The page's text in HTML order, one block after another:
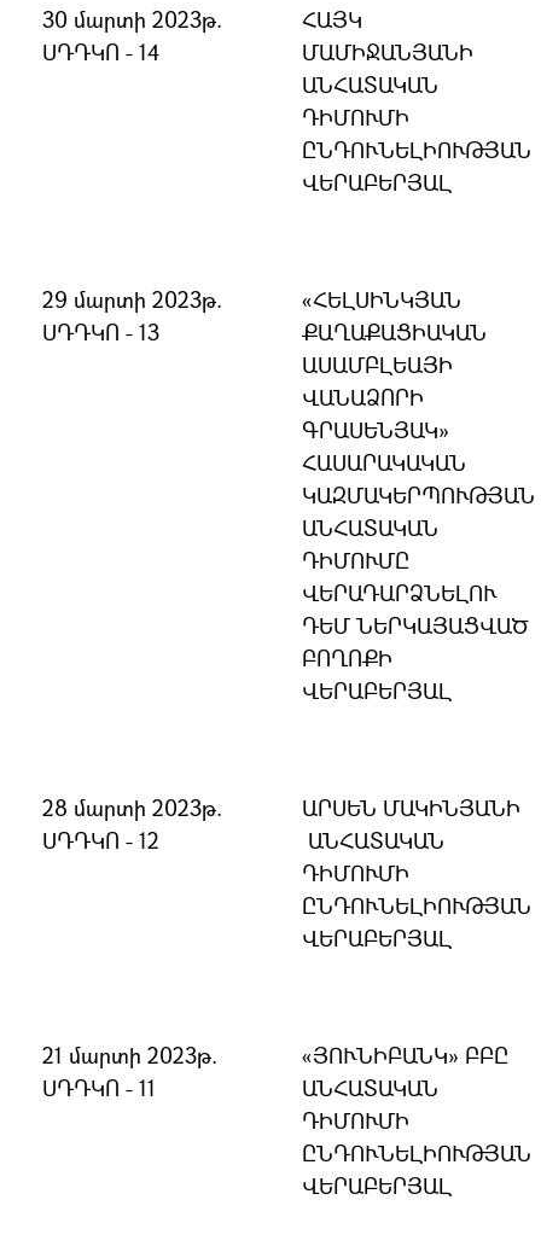
30 մարտի 2023թ.
ՍԴԴԿՈ - 14
ՀԱՅԿ
ՄԱՄԻՋԱՆՅԱՆԻ
ԱՆՀԱՏԱԿԱՆ
ԴԻՄՈՒՄԻ
ԸՆԴՈՒՆԵԼԻՈՒԹՅԱՆ
ՎԵՐԱԲԵՐՅԱԼ
29 մարտի 2023թ.
ՍԴԴԿՈ - 13
«ՀԵԼՍԻՆԿՅԱՆ
ՔԱՂԱՔԱՑԻԱԿԱՆ
ԱՍԱՄԲԼԵԱՅԻ
ՎԱՆԱՁՈՐԻ
ԳՐԱՍԵՆՅԱԿ»
ՀԱՍԱՐԱԿԱԿԱՆ
ԿԱԶՄԱԿԵՐՊՈՒԹՅԱՆ
ԱՆՀԱՏԱԿԱՆ
ԴԻՄՈՒՄԸ
ՎԵՐԱԴԱՐՁՆԵԼՈՒ
ԴԵՄ ՆԵՐԿԱՅԱՑՎԱԾ
ԲՈՂՈՔԻ
ՎԵՐԱԲԵՐՅԱԼ
28 մարտի 2023թ.
ՍԴԴԿՈ - 12
ԱՐՍԵՆ ՄԱԿԻՆՅԱՆԻ
ԱՆՀԱՏԱԿԱՆ
ԴԻՄՈՒՄԻ
ԸՆԴՈՒՆԵԼԻՈՒԹՅԱՆ
ՎԵՐԱԲԵՐՅԱԼ
21 մարտի 2023թ.
ՍԴԴԿՈ - 11
«ՅՈՒՆԻԲԱՆԿ» ԲԲԸ
ԱՆՀԱՏԱԿԱՆ
ԴԻՄՈՒՄԻ
ԸՆԴՈՒՆԵԼԻՈՒԹՅԱՆ
ՎԵՐԱԲԵՐՅԱԼ